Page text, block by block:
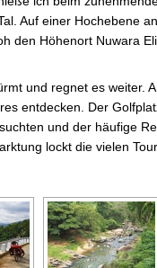
Auf einer Hochebene
den Höhenort Nuwara
und regnet es weiter.
entdecken. Der
und der häufige
lockt die vielen